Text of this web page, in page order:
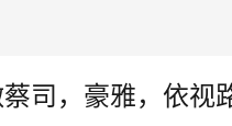
司，豪雅，依视